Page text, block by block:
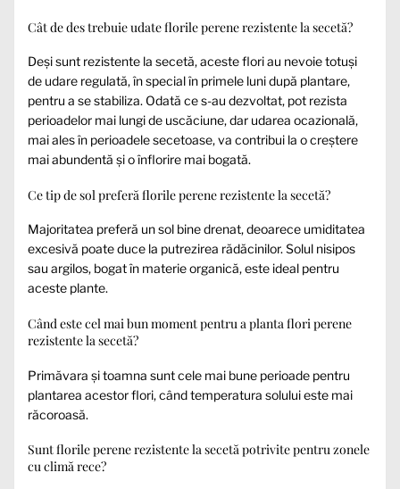
Cât de des trebuie udate florile perene rezistente la secetă?
Deși sunt rezistente la secetă, aceste flori au nevoie totuși
de udare regulată, în special în primele luni după plantare,
pentru a se stabiliza. Odată ce s-au dezvoltat, pot rezista
perioadelor mai lungi de uscăciune, dar udarea ocazională,
mai ales în perioadele secetoase, va contribui la o creștere
mai abundentă și o înflorire mai bogată.
Ce tip de sol preferă florile perene rezistente la secetă?
Majoritatea preferă un sol bine drenat, deoarece umiditatea
excesivă poate duce la putrezirea rădăcinilor. Solul nisipos
sau argilos, bogat în materie organică, este ideal pentru
aceste plante.
Când este cel mai bun moment pentru a planta flori perene
rezistente la secetă?
Primăvara și toamna sunt cele mai bune perioade pentru
plantarea acestor flori, când temperatura solului este mai
răcoroasă.
Sunt florile perene rezistente la secetă potrivite pentru zonele
cu climă rece?